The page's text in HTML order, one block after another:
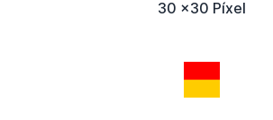
30 x30 Píxel